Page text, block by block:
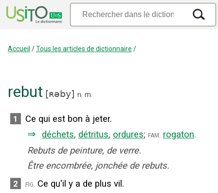
Accueil /Tous les articles de dictionnaire /
rebut [ʀəby] n. m.
1 Ce qui est bon à jeter.
⇒ déchets, détritus, ordures; fam. rogaton.
Rebuts de peinture, de verre.
Être encombrée, jonchée de rebuts.
2 fig. Ce qu'il y a de plus vil.